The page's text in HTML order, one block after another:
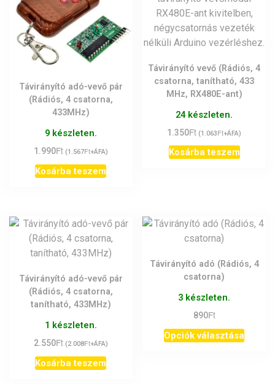
Távirányító adó-vevő pár
(Rádiós, 4 csatorna,
433MHz)
9 készleten.
1.990Ft (1.567Ft+ÁFA)
Kosárba teszem
Távirányító vevő (Rádiós, 4
csatorna, tanítható, 433
MHz, RX480E-ant)
24 készleten.
1.350Ft (1.063Ft+ÁFA)
Kosárba teszem
Távirányító adó-vevő pár
(Rádiós, 4 csatorna,
tanítható, 433MHz)
1 készleten.
2.550Ft (2.008Ft+ÁFA)
Kosárba teszem
Távirányító adó (Rádiós, 4
csatorna)
3 készleten.
890Ft
Opciók választásaEnnek